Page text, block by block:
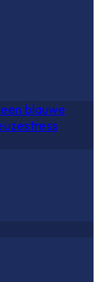
blauwe